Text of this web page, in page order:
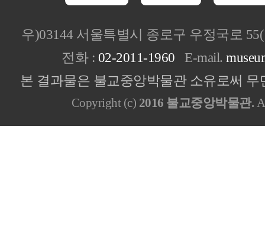
우)03144 서울특별시 종로구 우정국로
전화 : 02-2011-1960 E-mail.
본 결과물은 불교중앙박물관 소유로써
Copyright (c) 2016 불교중앙박물관.